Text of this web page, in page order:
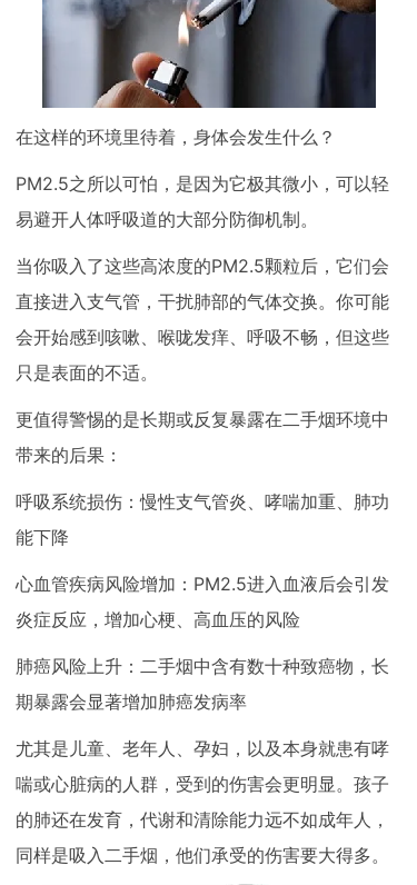
在这样的环境里待着，身体会发生什么？
PM2.5之所以可怕，是因为它极其微小，可以轻
易避开人体呼吸道的大部分防御机制。
当你吸入了这些高浓度的PM2.5颗粒后，它们会
直接进入支气管，干扰肺部的气体交换。你可能
会开始感到咳嗽、喉咙发痒、呼吸不畅，但这些
只是表面的不适。
更值得警惕的是长期或反复暴露在二手烟环境中
带来的后果：
呼吸系统损伤：慢性支气管炎、哮喘加重、肺功
能下降
心血管疾病风险增加：PM2.5进入血液后会引发
炎症反应，增加心梗、高血压的风险
肺癌风险上升：二手烟中含有数十种致癌物，长
期暴露会显著增加肺癌发病率
尤其是儿童、老年人、孕妇，以及本身就患有哮
喘或心脏病的人群，受到的伤害会更明显。孩子
的肺还在发育，代谢和清除能力远不如成年人，
同样是吸入二手烟，他们承受的伤害要大得多。